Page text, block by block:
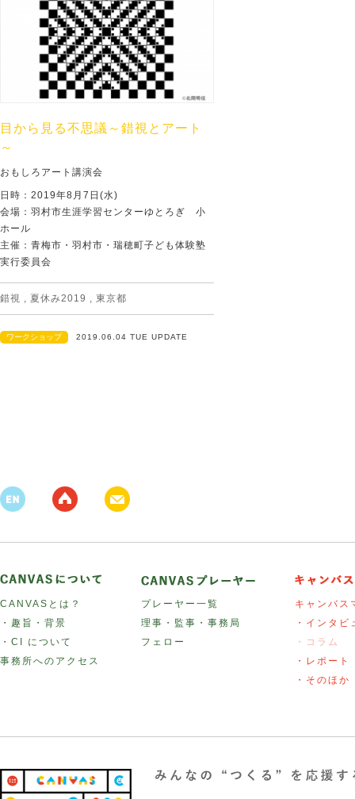
目から見る不思議～錯視とアート
～
おもしろアート講演会
日時：2019年8月7日(水)
会場：羽村市生涯学習センターゆとろぎ 小
ホール
主催：青梅市・羽村市・瑞穂町子ども体験塾
実行委員会
錯視 , 夏休み2019 , 東京都
ワークショップ 2019.06.04 TUE UPDATE
CANVASとは？
・趣旨・背景
・CI について
事務所へのアクセス
プレーヤー一覧
理事・監事・事務局
フェロー
キャンバス
・インタビ
・コラム
・レポート
・そのほか